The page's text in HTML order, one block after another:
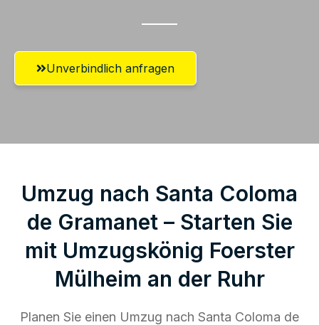
Unverbindlich anfragen
Umzug nach Santa Coloma
de Gramanet – Starten Sie
mit Umzugskönig Foerster
Mülheim an der Ruhr
Planen Sie einen Umzug nach Santa Coloma de